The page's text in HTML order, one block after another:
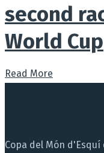
second
World Cup
Read More
Copa del Món